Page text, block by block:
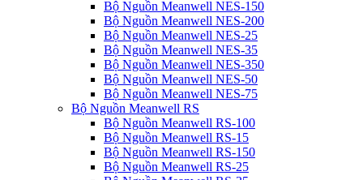
Bộ Nguồn Meanwell NES-150
Bộ Nguồn Meanwell NES-200
Bộ Nguồn Meanwell NES-25
Bộ Nguồn Meanwell NES-35
Bộ Nguồn Meanwell NES-350
Bộ Nguồn Meanwell NES-50
Bộ Nguồn Meanwell NES-75
Bộ Nguồn Meanwell RS
Bộ Nguồn Meanwell RS-100
Bộ Nguồn Meanwell RS-15
Bộ Nguồn Meanwell RS-150
Bộ Nguồn Meanwell RS-25